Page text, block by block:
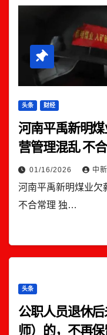
头条 财经
河南平禹新明
营管理混乱 不
01/16/2026 中
河南平禹新明煤业欠
不合常理 独…
头条
公职人员退休
师）的，不再